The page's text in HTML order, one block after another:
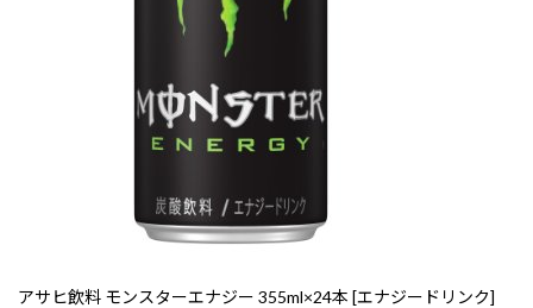
アサヒ飲料 モンスターエナジー 355ml×24本 [エナジードリンク]